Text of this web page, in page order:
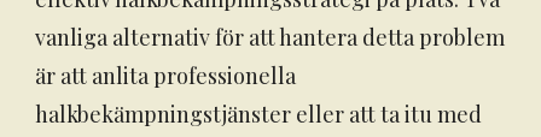
vanliga alternativ för att hantera detta problem
är att anlita professionella
halkbekämpningstjänster eller att ta itu med